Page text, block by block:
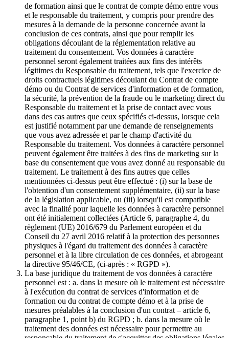
de formation ainsi que le contrat de compte démo entre vous
et le responsable du traitement, y compris pour prendre des
mesures à la demande de la personne concernée avant la
conclusion de ces contrats, ainsi que pour remplir les
obligations découlant de la réglementation relative au
traitement du consentement. Vos données à caractère
personnel seront également traitées aux fins des intérêts
légitimes du Responsable du traitement, tels que l'exercice de
droits contractuels légitimes découlant du Contrat de compte
démo ou du Contrat de services d'information et de formation,
la sécurité, la prévention de la fraude ou le marketing direct du
Responsable du traitement et la prise de contact avec vous
dans des cas autres que ceux spécifiés ci-dessus, lorsque cela
est justifié notamment par une demande de renseignements
que vous avez adressée et par le champ d'activité du
Responsable du traitement. Vos données à caractère personnel
peuvent également être traitées à des fins de marketing sur la
base du consentement que vous avez donné au responsable du
traitement. Le traitement à des fins autres que celles
mentionnées ci-dessus peut être effectué : (i) sur la base de
l'obtention d'un consentement supplémentaire, (ii) sur la base
de la législation applicable, ou (iii) lorsqu'il est compatible
avec la finalité pour laquelle les données à caractère personnel
ont été initialement collectées (Article 6, paragraphe 4, du
règlement (UE) 2016/679 du Parlement européen et du
Conseil du 27 avril 2016 relatif à la protection des personnes
physiques à l'égard du traitement des données à caractère
personnel et à la libre circulation de ces données, et abrogeant
la directive 95/46/CE, (ci-après : « RGPD »).
La base juridique du traitement de vos données à caractère
personnel est : a. dans la mesure où le traitement est nécessaire
à l'exécution du contrat de services d'information et de
formation ou du contrat de compte démo et à la prise de
mesures préalables à la conclusion d'un contrat – article 6,
paragraphe 1, point b) du RGPD ; b. dans la mesure où le
traitement des données est nécessaire pour permettre au